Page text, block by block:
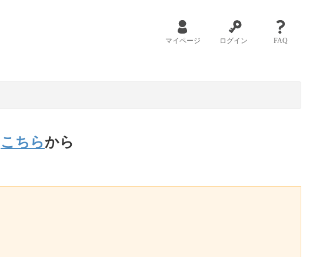
マイページ ログイン FAQ
こちらから